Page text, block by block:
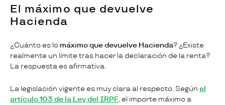
El máximo que devuelve
Hacienda
¿Cuánto es lo máximo que devuelve Hacienda? ¿Existe
realmente un límite tras hacer la declaración de la renta?
La respuesta es afirmativa.
La legislación vigente es muy clara al respecto. Según el
artículo 103 de la Ley del IRPF, el importe máximo a